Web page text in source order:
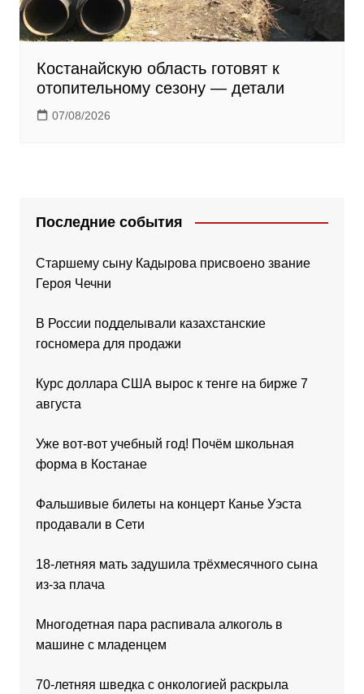
Костанайскую область готовят к
отопительному сезону — детали
07/08/2026
Последние события
Старшему сыну Кадырова присвоено звание
Героя Чечни
В России подделывали казахстанские
госномера для продажи
Курс доллара США вырос к тенге на бирже 7
августа
Уже вот-вот учебный год! Почём школьная
форма в Костанае
Фальшивые билеты на концерт Канье Уэста
продавали в Сети
18-летняя мать задушила трёхмесячного сына
из-за плача
Многодетная пара распивала алкоголь в
машине с младенцем
70-летняя шведка с онкологией раскрыла